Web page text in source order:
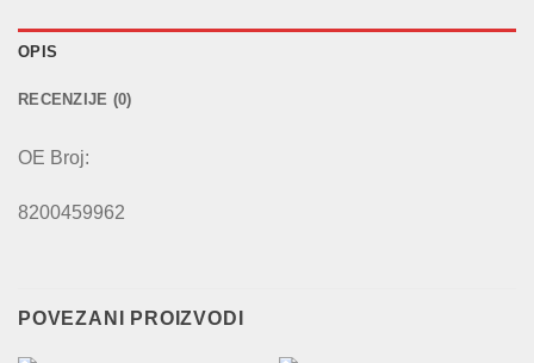
OPIS
RECENZIJE (0)
OE Broj:
8200459962
POVEZANI PROIZVODI